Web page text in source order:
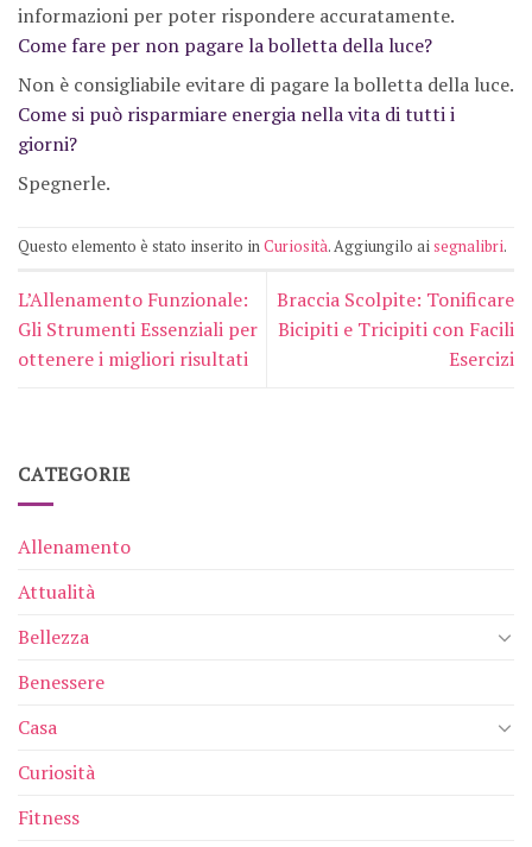
informazioni per poter rispondere accuratamente.
Come fare per non pagare la bolletta della luce?
Non è consigliabile evitare di pagare la bolletta della luce.
Come si può risparmiare energia nella vita di tutti i
giorni?
Spegnerle.
Questo elemento è stato inserito inCuriosità. Aggiungilo aisegnalibri.
L’Allenamento Funzionale:
Gli Strumenti Essenziali per
ottenere i migliori risultati
Braccia Scolpite: Tonificare
Bicipiti e Tricipiti con Facili
Esercizi
CATEGORIE
Allenamento
Attualità
Bellezza
Benessere
Casa
Curiosità
Fitness